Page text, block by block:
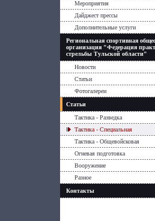
Мероприятия
Дайджест прессы
Дополнительные услуги
Региональная спортивная
организация "Федерация
стрельбы Тульской области"
Новости
Статьи
Фотогалереи
Статьи
Тактика - Разведка
Тактика - Специальная
Тактика - Общевойсковая
Огневая подготовка
Вооружение
Разное
Контакты